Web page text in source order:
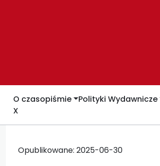
O czasopiśmie Polityki Wydawnicze
X
Opublikowane: 2025-06-30